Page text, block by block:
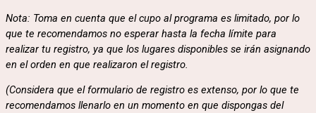
Nota: Toma en cuenta que el cupo al programa es limitado, por lo
que te recomendamos no esperar hasta la fecha límite para
realizar tu registro, ya que los lugares disponibles se irán asignando
en el orden en que realizaron el registro.
(Considera que el formulario de registro es extenso, por lo que te
recomendamos llenarlo en un momento en que dispongas del